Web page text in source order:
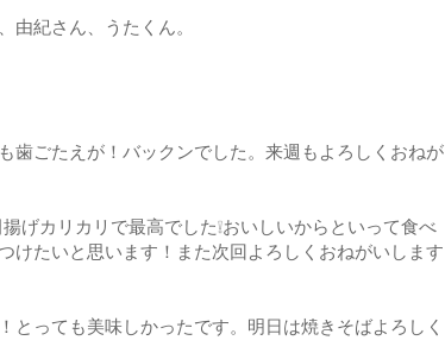
由紀さん、うたくん。
歯ごたえが！バックンでした。来週もよろしくおねが
げカリカリで最高でした❕おいしいからといって食べ
けたいと思います！また次回よろしくおねがいします
とっても美味しかったです。明日は焼きそばよろしく